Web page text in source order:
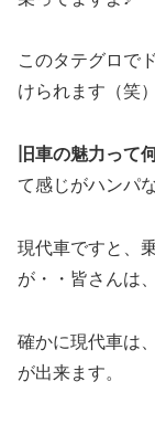
このタテグロで
けられます（笑）
旧車の魅力って
て感じがハンパ
現代車ですと、
が・・皆さんは
確かに現代車は
が出来ます。